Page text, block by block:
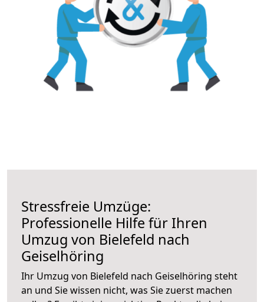
Stressfreie Umzüge:
Professionelle Hilfe für Ihren
Umzug von Bielefeld nach
Geiselhöring
Ihr Umzug von Bielefeld nach Geiselhöring steht
an und Sie wissen nicht, was Sie zuerst machen